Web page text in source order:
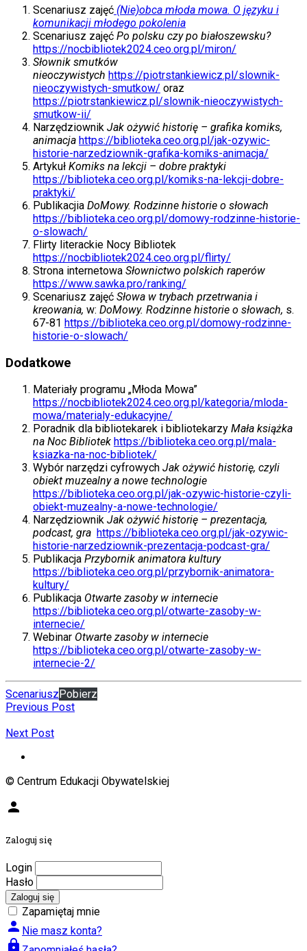
Scenariusz zajęć (Nie)obca młoda mowa. O języku i
komunikacji młodego pokolenia
Scenariusz zajęć Po polsku czy po białoszewsku?
https://nocbibliotek2024.ceo.org.pl/miron/
Słownik smutków
nieoczywistych https://piotrstankiewicz.pl/slownik-
nieoczywistych-smutkow/ oraz
https://piotrstankiewicz.pl/slownik-nieoczywistych-
smutkow-ii/
Narzędziownik Jak ożywić historię – grafika komiks,
animacja https://biblioteka.ceo.org.pl/jak-ozywic-
historie-narzedziownik-grafika-komiks-animacja/
Artykuł Komiks na lekcji – dobre praktyki
https://biblioteka.ceo.org.pl/komiks-na-lekcji-dobre-
praktyki/
Publikacjia DoMowy. Rodzinne historie o słowach
https://biblioteka.ceo.org.pl/domowy-rodzinne-historie-
o-slowach/
Flirty literackie Nocy Bibliotek
https://nocbibliotek2024.ceo.org.pl/flirty/
Strona internetowa Słownictwo polskich raperów
https://www.sawka.pro/ranking/
Scenariusz zajęć Słowa w trybach przetrwania i
kreowania, w: DoMowy. Rodzinne historie o słowach, s.
67-81 https://biblioteka.ceo.org.pl/domowy-rodzinne-
historie-o-slowach/
Dodatkowe
Materiały programu „Młoda Mowa”
https://nocbibliotek2024.ceo.org.pl/kategoria/mloda-
mowa/materialy-edukacyjne/
Poradnik dla bibliotekarek i bibliotekarzy Mała książka
na Noc Bibliotek https://biblioteka.ceo.org.pl/mala-
ksiazka-na-noc-bibliotek/
Wybór narzędzi cyfrowych Jak ożywić historię, czyli
obiekt muzealny a nowe technologie
https://biblioteka.ceo.org.pl/jak-ozywic-historie-czyli-
obiekt-muzealny-a-nowe-technologie/
Narzędziownik Jak ożywić historię – prezentacja,
podcast, gra https://biblioteka.ceo.org.pl/jak-ozywic-
historie-narzedziownik-prezentacja-podcast-gra/
Publikacja Przybornik animatora kultury
https://biblioteka.ceo.org.pl/przybornik-animatora-
kultury/
Publikacja Otwarte zasoby w internecie
https://biblioteka.ceo.org.pl/otwarte-zasoby-w-
internecie/
Webinar Otwarte zasoby w internecie
https://biblioteka.ceo.org.pl/otwarte-zasoby-w-
internecie-2/
Scenariusz Pobierz
Previous Post
Next Post
© Centrum Edukacji Obywatelskiej
person
Zaloguj się
Login
Hasło
Zaloguj się
Zapamiętaj mnie
person Nie masz konta?
lock